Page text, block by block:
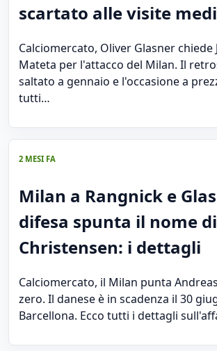
scartato alle visite
Calciomercato, Oliver Glasner chiede
Mateta per l'attacco del Milan. Il
saltato a gennaio e l'occasione a
tutti…
2 MESI FA
Milan a Rangnick e
difesa spunta il nome di
Christensen: i dettagli
Calciomercato, il Milan punta
zero. Il danese è in scadenza il 30
Barcellona. Ecco tutti i dettagli